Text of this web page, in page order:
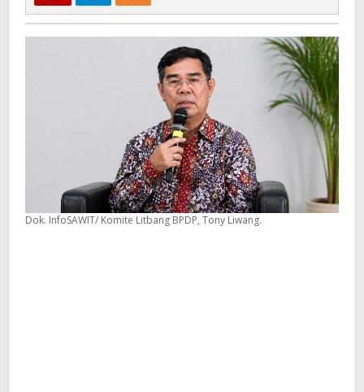
Dok. InfoSAWIT/ Komite Litbang BPDP, Tony Liwang.